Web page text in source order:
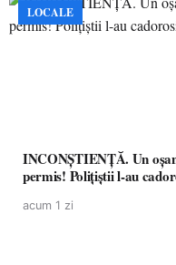
LOCALE
INCONȘTIENȚĂ. Un
permis! Polițiștii l-au
acum 1 zi